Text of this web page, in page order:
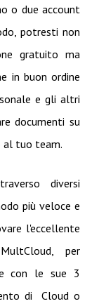
o due account
potresti non
gratuito ma
in buon ordine
e gli altri
documenti su
al tuo team.
diversi
più veloce e
l'eccellente
per
con le sue 3
di Cloud o